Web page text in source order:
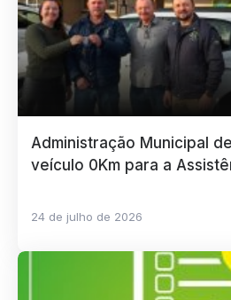
Administração Municipal
veículo 0Km para a
24 de julho de 2026